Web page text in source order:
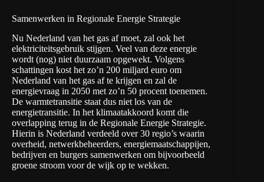
Samenwerken in Regionale Energie Strategie
Nu Nederland van het gas af moet, zal ook het
elektriciteitsgebruik stijgen. Veel van deze energie
wordt (nog) niet duurzaam opgewekt. Volgens
schattingen kost het zo’n 200 miljard euro om
Nederland van het gas af te krijgen en zal de
energievraag in 2050 met zo’n 50 procent toenemen.
De warmtetransitie staat dus niet los van de
energietransitie. In het klimaatakkoord komt die
overlapping terug in de Regionale Energie Strategie.
Hierin is Nederland verdeeld over 30 regio’s waarin
overheid, netwerkbeheerders, energiemaatschappijen,
bedrijven en burgers samenwerken om bijvoorbeeld
groene stroom voor de wijk op te wekken.